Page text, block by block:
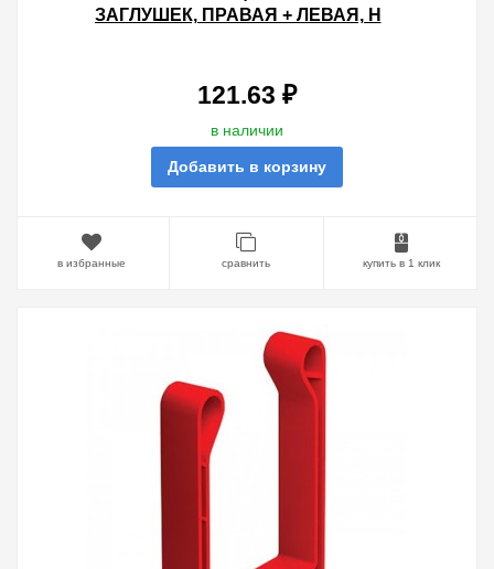
ЗАГЛУШЕК, ПРАВАЯ + ЛЕВАЯ, H
121.63 ₽
в наличии
Добавить в корзину
в избранные сравнить купить в 1 клик